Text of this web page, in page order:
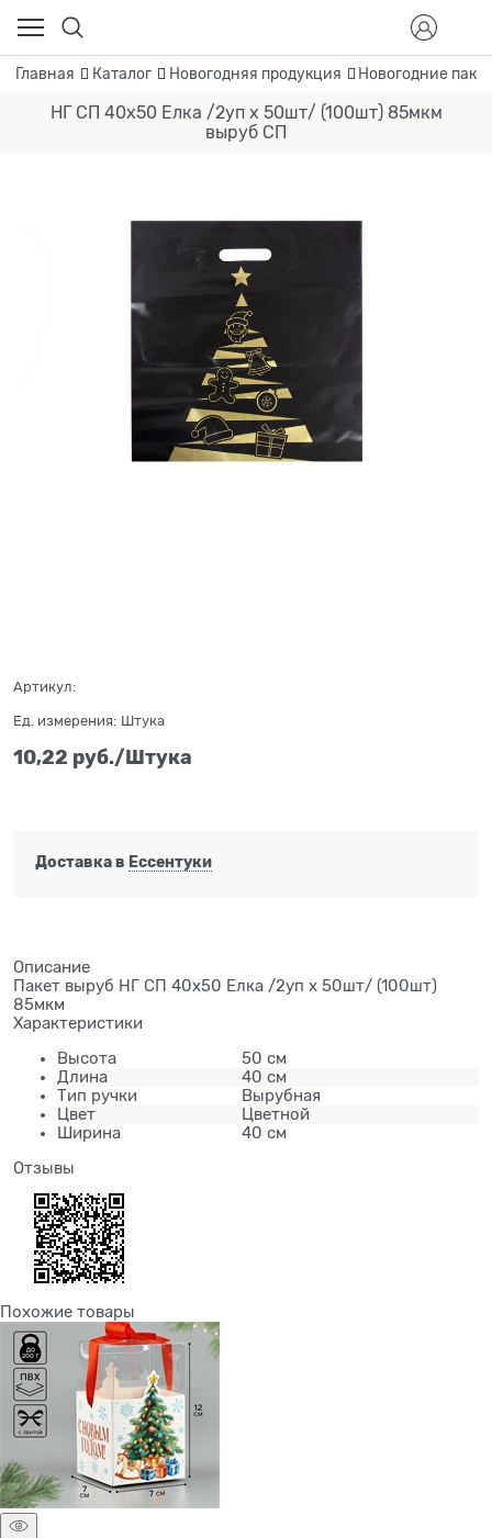
Главная Каталог Новогодняя продукция Новогодние
НГ СП 40х50 Елка /2уп х 50шт/ (100шт) 85мкм
выруб СП
Артикул:
Ед. измерения: Штука
10,22 руб./Штука
Доставка в Ессентуки
Описание
Пакет выруб НГ СП 40х50 Елка /2уп х 50шт/ (100шт)
85мкм
Характеристики
Высота
50 см
Длина
40 см
Тип ручки
Вырубная
Цвет
Цветной
Ширина
40 см
Отзывы
Похожие товары